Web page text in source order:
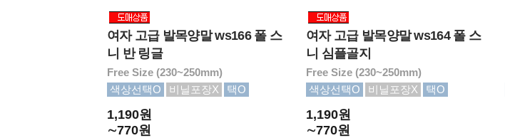
여자 고급 발목양말 ws166 폴 스
니 반 링글
Free Size (230~250mm)
색상선택O
비닐포장X 택O
1,190원
∼770원
여자 고급 발목양말 ws164 폴 스
니 심플골지
Free Size (230~250mm)
색상선택O
비닐포장X 택O
1,190원
∼770원